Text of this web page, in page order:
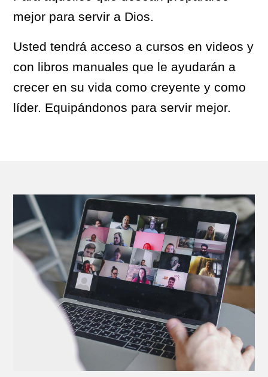
mejor para servir a Dios.
Usted tendrá acceso a cursos en videos y
con libros manuales que le ayudarán a
crecer en su vida como creyente y como
líder. Equipándonos para servir mejor.